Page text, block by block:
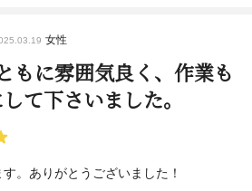
女性
もに雰囲気良く、作業も
て下さいました。
。ありがとうございました！